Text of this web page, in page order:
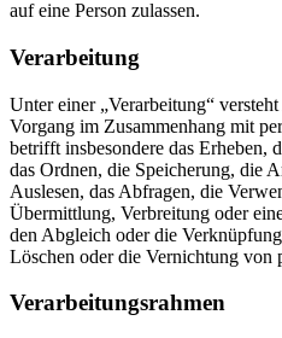
auf eine Person zulassen.
Verarbeitung
Unter einer „Verarbeitung“
Vorgang im Zusammenhang mit
betrifft insbesondere das Erheben,
das Ordnen, die Speicherung, die
Auslesen, das Abfragen, die
Übermittlung, Verbreitung oder
den Abgleich oder die
Löschen oder die Vernichtung von
Verarbeitungsrahmen